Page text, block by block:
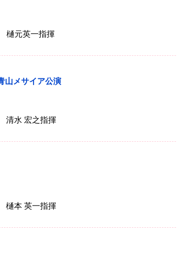
樋元英一指揮
山メサイア公演
清水 宏之指揮
樋本 英一指揮